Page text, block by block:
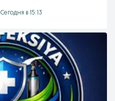
Сегодня в 15:13